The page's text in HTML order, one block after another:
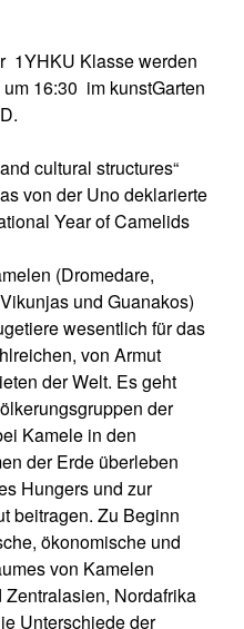
1YHKU Klasse werden
16:30 im kunstGarten
cultural structures“
von der Uno deklarierte
Year of Camelids
(Dromedare,
und Guanakos)
wesentlich für das
von Armut
der Welt. Es geht
der
Kamele in den
der Erde überleben
Hungers und zur
beitragen. Zu Beginn
ökonomische und
von Kamelen
Nordafrika
Unterschiede der